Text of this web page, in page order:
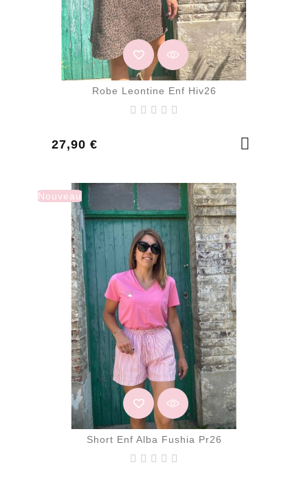
Robe Leontine Enf Hiv26
27,90 €
Prix
Nouveau
Short Enf Alba Fushia Pr26